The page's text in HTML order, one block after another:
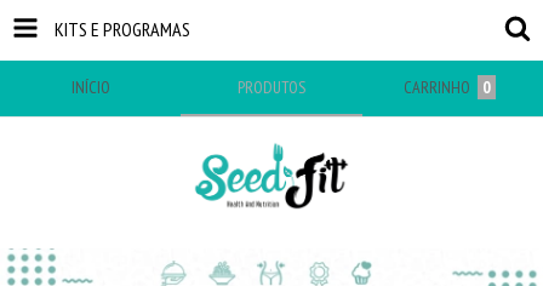
KITS E PROGRAMAS
INÍCIO PRODUTOS CARRINHO 0